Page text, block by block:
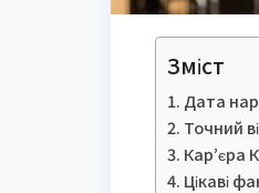
Зміст
Дата
Точний
Кар’єра
Цікаві